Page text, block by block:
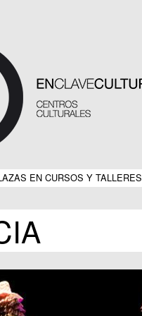
EN CURSOS Y TALLERES